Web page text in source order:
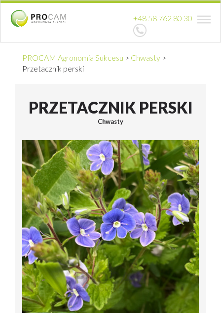
+48 58 762 80 30
PROCAM Agronomia Sukcesu > Chwasty >
Przetacznik perski
PRZETACZNIK PERSKI
Chwasty